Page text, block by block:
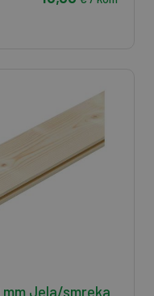
mm Jela/smreka